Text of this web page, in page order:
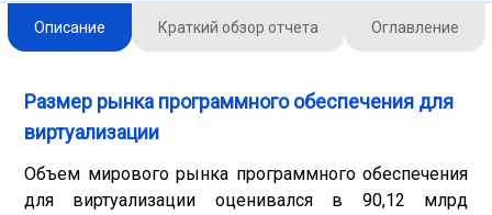
Описание Краткий обзор отчета Оглавление
Размер рынка программного обеспечения для
виртуализации
Объем мирового рынка программного обеспечения
для виртуализации оценивался в 90,12 млрд